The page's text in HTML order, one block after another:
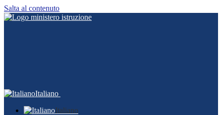
Salta al contenuto
Italiano
Italiano